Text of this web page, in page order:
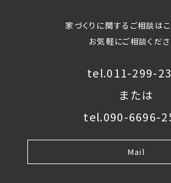
家づくりに関するご相談はこ
お気軽にご相談くださ
tel.011-299-
または
tel.090-6696-
Mail